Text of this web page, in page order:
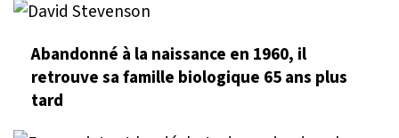
Abandonné à la naissance en 1960, il
retrouve sa famille biologique 65 ans plus
tard